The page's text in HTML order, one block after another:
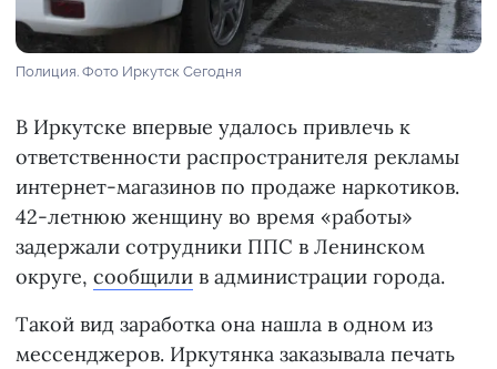
Полиция. Фото Иркутск Сегодня
В Иркутске впервые удалось привлечь к
ответственности распространителя рекламы
интернет-магазинов по продаже наркотиков.
42-летнюю женщину во время «работы»
задержали сотрудники ППС в Ленинском
округе, сообщили в администрации города.
Такой вид заработка она нашла в одном из
мессенджеров. Иркутянка заказывала печать